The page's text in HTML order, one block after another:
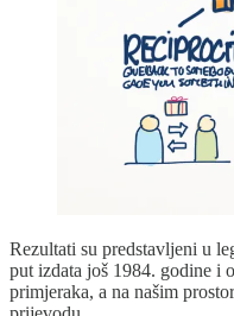
Rezultati su predstavljeni u
put izdata još 1984. godine i
primjeraka, a na našim